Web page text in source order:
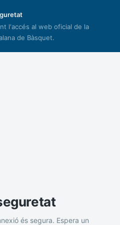
l'accés al web oficial de la
de Bàsquet.
és segura. Espera un